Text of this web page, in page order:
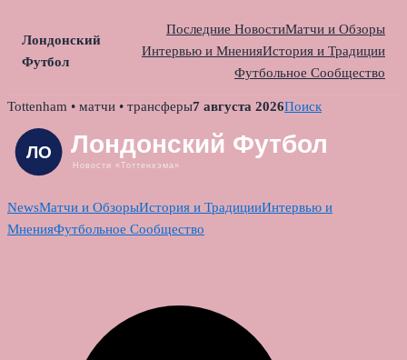
Лондонский
Футбол
Последние НовостиМатчи и Обзоры
Интервью и МненияИстория и Традиции
Футбольное Сообщество
Skip
content
Tottenham • матчи • трансферы7 августа 2026Поиск
NewsМатчи и ОбзорыИстория и ТрадицииИнтервью и
МненияФутбольное Сообщество